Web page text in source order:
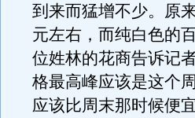
到来而猛增不少。原
元左右，而纯白色的
位姓林的花商告诉记
格最高峰应该是这个
应该比周末那时候便